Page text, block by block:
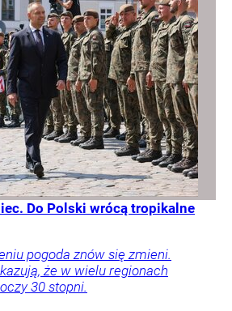
Do Polski wrócą tropikalne
pogoda znów się zmieni.
że w wielu regionach
30 stopni.